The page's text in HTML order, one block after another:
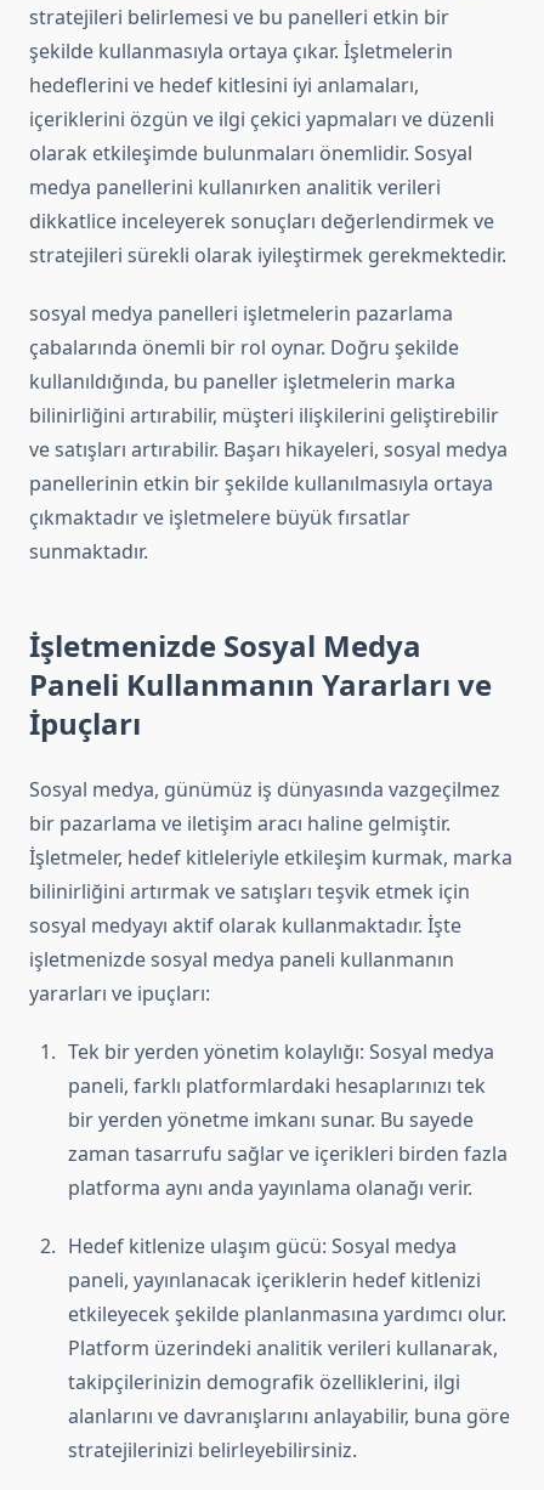
stratejileri belirlemesi ve bu panelleri etkin bir
şekilde kullanmasıyla ortaya çıkar. İşletmelerin
hedeflerini ve hedef kitlesini iyi anlamaları,
içeriklerini özgün ve ilgi çekici yapmaları ve düzenli
olarak etkileşimde bulunmaları önemlidir. Sosyal
medya panellerini kullanırken analitik verileri
dikkatlice inceleyerek sonuçları değerlendirmek ve
stratejileri sürekli olarak iyileştirmek gerekmektedir.
sosyal medya panelleri işletmelerin pazarlama
çabalarında önemli bir rol oynar. Doğru şekilde
kullanıldığında, bu paneller işletmelerin marka
bilinirliğini artırabilir, müşteri ilişkilerini geliştirebilir
ve satışları artırabilir. Başarı hikayeleri, sosyal medya
panellerinin etkin bir şekilde kullanılmasıyla ortaya
çıkmaktadır ve işletmelere büyük fırsatlar
sunmaktadır.
İşletmenizde Sosyal Medya
Paneli Kullanmanın Yararları ve
İpuçları
Sosyal medya, günümüz iş dünyasında vazgeçilmez
bir pazarlama ve iletişim aracı haline gelmiştir.
İşletmeler, hedef kitleleriyle etkileşim kurmak, marka
bilinirliğini artırmak ve satışları teşvik etmek için
sosyal medyayı aktif olarak kullanmaktadır. İşte
işletmenizde sosyal medya paneli kullanmanın
yararları ve ipuçları:
Tek bir yerden yönetim kolaylığı: Sosyal medya
paneli, farklı platformlardaki hesaplarınızı tek
bir yerden yönetme imkanı sunar. Bu sayede
zaman tasarrufu sağlar ve içerikleri birden fazla
platforma aynı anda yayınlama olanağı verir.
Hedef kitlenize ulaşım gücü: Sosyal medya
paneli, yayınlanacak içeriklerin hedef kitlenizi
etkileyecek şekilde planlanmasına yardımcı olur.
Platform üzerindeki analitik verileri kullanarak,
takipçilerinizin demografik özelliklerini, ilgi
alanlarını ve davranışlarını anlayabilir, buna göre
stratejilerinizi belirleyebilirsiniz.